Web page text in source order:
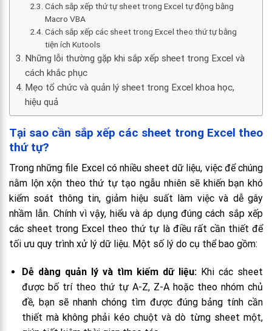
Cách sắp xếp thứ tự sheet trong Excel tự động bằng
Macro VBA
Cách sắp xếp các sheet trong Excel theo thứ tự bằng
tiện ích Kutools
Những lỗi thường gặp khi sắp xếp sheet trong Excel và
cách khắc phục
Mẹo tổ chức và quản lý sheet trong Excel khoa học,
hiệu quả
Tại sao cần sắp xếp các sheet trong Excel theo
thứ tự?
Trong những file Excel có nhiều sheet dữ liệu, việc để chúng
nằm lộn xộn theo thứ tự tạo ngẫu nhiên sẽ khiến bạn khó
kiểm soát thông tin, giảm hiệu suất làm việc và dễ gây
nhầm lẫn. Chính vì vậy, hiểu và áp dụng đúng cách sắp xếp
các sheet trong Excel theo thứ tự là điều rất cần thiết để
tối ưu quy trình xử lý dữ liệu. Một số lý do cụ thể bao gồm:
Dễ dàng quản lý và tìm kiếm dữ liệu:Khi các sheet
được bố trí theo thứ tự A-Z, Z-A hoặc theo nhóm chủ
đề, bạn sẽ nhanh chóng tìm được đúng bảng tính cần
thiết mà không phải kéo chuột và dò từng sheet một,